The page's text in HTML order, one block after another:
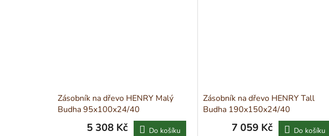
Zásobník na dřevo HENRY Malý
Budha 95x100x24/40
5 308 Kč Do košíku
Zásobník na dřevo HENRY Tall
Budha 190x150x24/40
7 059 Kč Do košíku